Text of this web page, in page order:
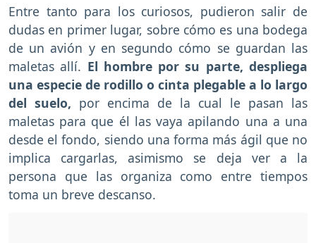
Entre tanto para los curiosos, pudieron salir de
dudas en primer lugar, sobre cómo es una bodega
de un avión y en segundo cómo se guardan las
maletas allí. El hombre por su parte, despliega
una especie de rodillo o cinta plegable a lo largo
del suelo, por encima de la cual le pasan las
maletas para que él las vaya apilando una a una
desde el fondo, siendo una forma más ágil que no
implica cargarlas, asimismo se deja ver a la
persona que las organiza como entre tiempos
toma un breve descanso.